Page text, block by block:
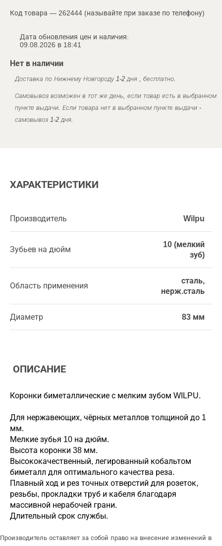
Код товара — 262444 (называйте при заказе по телефону)
Дата обновления цен и наличия:
09.08.2026 в 18:41
Нет в наличии
Доставка по Нижнему Новгороду 1-2 дня , бесплатно.
Самовывоз возможен в тот же день, если товар есть в выбранном
пункте выдачи. Если товара нет в выбранном пункте выдачи -
самовывоз 1-2 дня.
ХАРАКТЕРИСТИКИ
Производитель Wilpu
Зубьев на дюйм
10 (мелкий
зуб)
Область применения
сталь,
нерж.сталь
Диаметр 83 мм
ОПИСАНИЕ
Коронки биметаллические с мелким зубом WILPU.
Для нержавеющих, чёрных металлов толщиной до 1
мм.
Мелкие зубья 10 на дюйм.
Высота коронки 38 мм.
Высококачественный, легированный кобальтом
биметалл для оптимального качества реза.
Плавный ход и рез точных отверстий для розеток,
резьбы, прокладки труб и кабеля благодаря
массивной нерабочей грани.
Длительный срок службы.
Производитель оставляет за собой право на внесение изменений в